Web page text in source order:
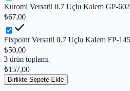
Kuromi Versatil 0.7 Uçlu Kalem GP-
₺67,00
Fixpoint Versatil 0.7 Uçlu Kalem FP-
₺50,00
3 ürün toplamı
₺157,00
Birlikte Sepete Ekle